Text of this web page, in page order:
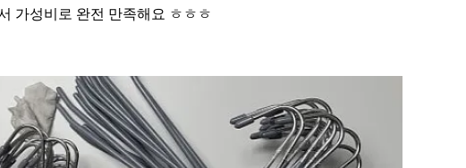
가성비로 완전 만족해요 ㅎㅎㅎ